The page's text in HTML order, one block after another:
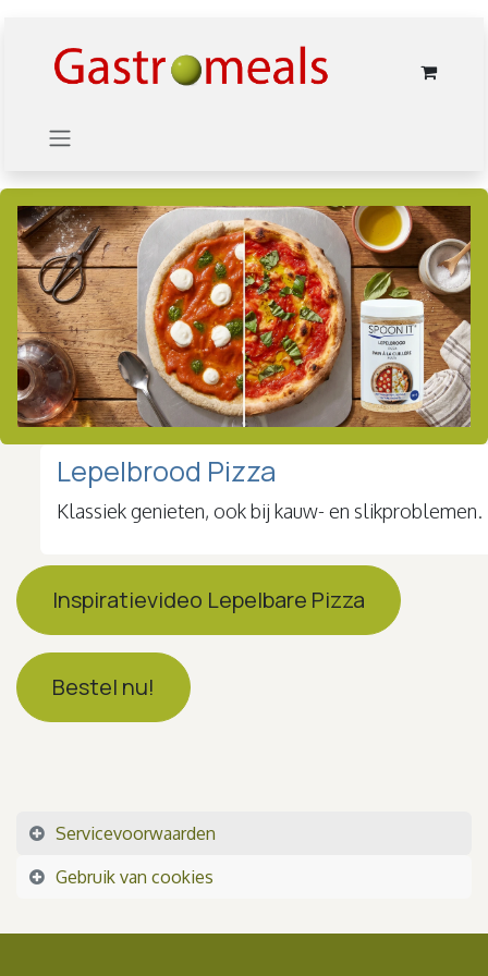
Lepelbrood Pizza
Klassiek genieten, ook bij kauw- en slikproblemen.
Inspiratievideo Lepelbare Pizza
Bestel nu!
Servicevoorwaarden
Gebruik van cookies